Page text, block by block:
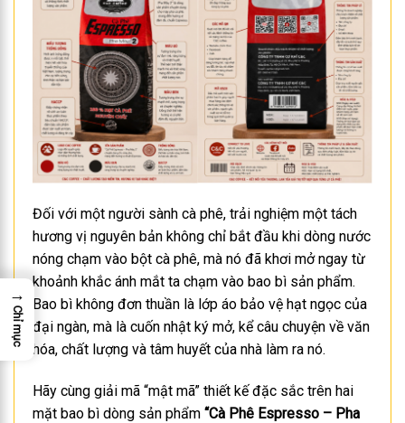
Đối với một người sành cà phê, trải nghiệm một tách
hương vị nguyên bản không chỉ bắt đầu khi dòng nước
nóng chạm vào bột cà phê, mà nó đã khơi mở ngay từ
khoảnh khắc ánh mắt ta chạm vào bao bì sản phẩm.
Bao bì không đơn thuần là lớp áo bảo vệ hạt ngọc của
đại ngàn, mà là cuốn nhật ký mở, kể câu chuyện về văn
hóa, chất lượng và tâm huyết của nhà làm ra nó.
Hãy cùng giải mã “mật mã” thiết kế đặc sắc trên hai
mặt bao bì dòng sản phẩm “Cà Phê Espresso – Pha
→
Chỉ mục